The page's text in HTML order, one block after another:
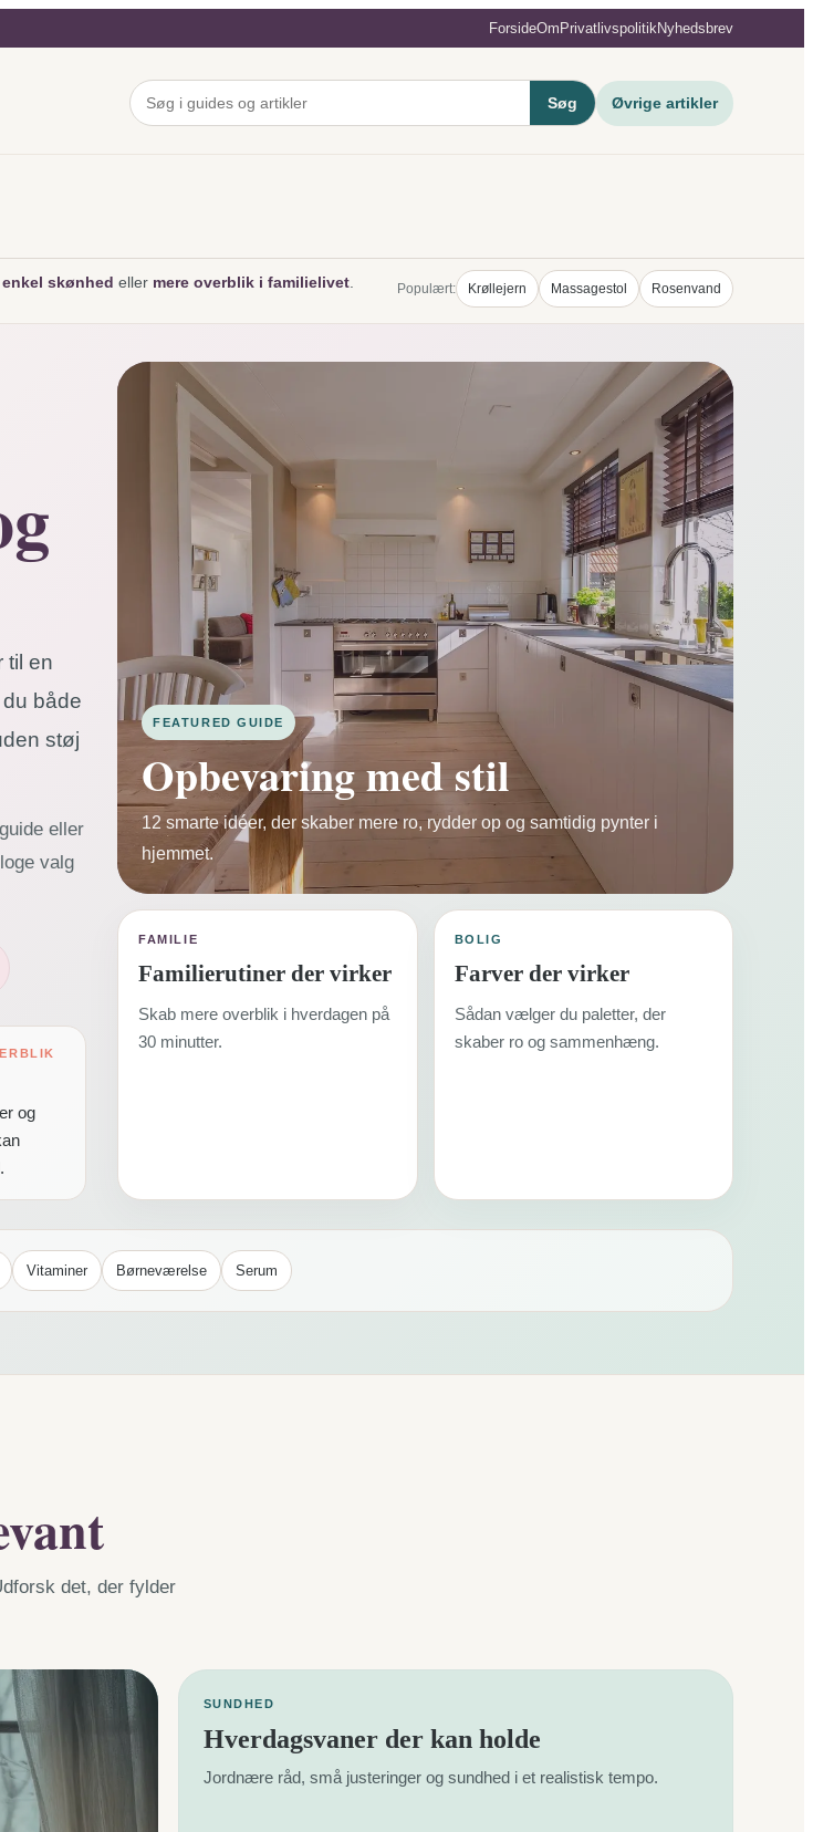
ForsideOm PrivatlivspolitikNyhedsbrev
Søg Øvrige artikler
enkel skønhed eller mere overblik i familielivet Populært: Krøllejern Massagestol Rosenvand
til en
både
støj
eller
valg
og
FEATURED GUIDE
Opbevaring med stil
12 smarte idéer, der skaber mere ro, rydder op og samtidig pynter i
hjemmet.
FAMILIE
Familierutiner der virker
Skab mere overblik i hverdagen på
30 minutter.
BOLIG
Farver der virker
Sådan vælger du paletter, der
skaber ro og sammenhæng.
Vitaminer Børneværelse Serum
det, der fylder
SUNDHED
Hverdagsvaner der kan holde
Jordnære råd, små justeringer og sundhed i et realistisk tempo.